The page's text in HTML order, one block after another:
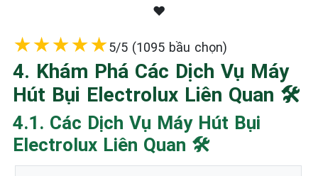
❤️
★★★★★5/5 (1095 bầu chọn)
4. Khám Phá Các Dịch Vụ Máy
Hút Bụi Electrolux Liên Quan 🛠️
4.1. Các Dịch Vụ Máy Hút Bụi
Electrolux Liên Quan 🛠️